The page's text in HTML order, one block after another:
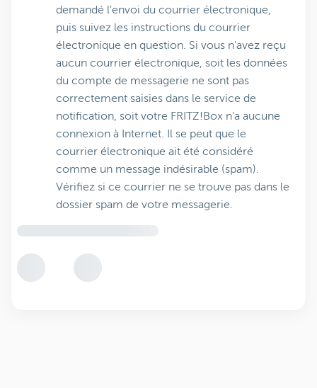
demandé l'envoi du courrier électronique,
puis suivez les instructions du courrier
électronique en question. Si vous n'avez reçu
aucun courrier électronique, soit les données
du compte de messagerie ne sont pas
correctement saisies dans le service de
notification, soit votre FRITZ!Box n'a aucune
connexion à Internet. Il se peut que le
courrier électronique ait été considéré
comme un message indésirable (spam).
Vérifiez si ce courrier ne se trouve pas dans le
dossier spam de votre messagerie.